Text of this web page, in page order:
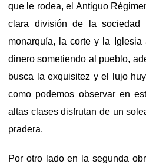
que le rodea, el Antiguo
clara división de la sociedad
monarquía, la corte y la
dinero sometiendo al pueblo,
busca la exquisitez y el lujo
como podemos observar en
altas clases disfrutan de un
pradera.
Por otro lado en la segunda